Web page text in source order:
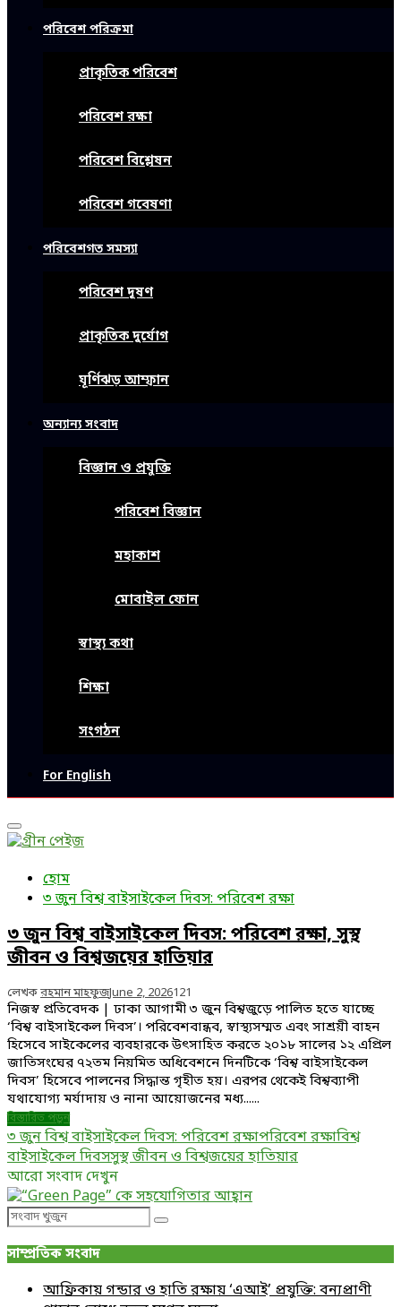
পরিবেশ পরিক্রমা
প্রাকৃতিক পরিবেশ
পরিবেশ রক্ষা
পরিবেশ বিশ্লেষন
পরিবেশ গবেষণা
পরিবেশগত সমস্যা
পরিবেশ দূষণ
প্রাকৃতিক দুর্যোগ
ঘূর্ণিঝড় আম্ফান
অন্যান্য সংবাদ
বিজ্ঞান ও প্রযুক্তি
পরিবেশ বিজ্ঞান
মহাকাশ
মোবাইল ফোন
স্বাস্থ্য কথা
শিক্ষা
সংগঠন
For English
Primary
Menu
হোম
৩ জুন বিশ্ব বাইসাইকেল দিবস: পরিবেশ রক্ষা
৩ জুন বিশ্ব বাইসাইকেল দিবস: পরিবেশ রক্ষা, সুস্থ
জীবন ও বিশ্বজয়ের হাতিয়ার
লেখকরহমান মাহফুজJune 2, 2026121
নিজস্ব প্রতিবেদক | ঢাকা আগামী ৩ জুন বিশ্বজুড়ে পালিত হতে যাচ্ছে
‘বিশ্ব বাইসাইকেল দিবস’। পরিবেশবান্ধব, স্বাস্থ্যসম্মত এবং সাশ্রয়ী বাহন
হিসেবে সাইকেলের ব্যবহারকে উৎসাহিত করতে ২০১৮ সালের ১২ এপ্রিল
জাতিসংঘের ৭২তম নিয়মিত অধিবেশনে দিনটিকে ‘বিশ্ব বাইসাইকেল
দিবস’ হিসেবে পালনের সিদ্ধান্ত গৃহীত হয়। এরপর থেকেই বিশ্বব্যাপী
যথাযোগ্য মর্যাদায় ও নানা আয়োজনের মধ্য......
বিস্তারিত পড়ুন
৩ জুন বিশ্ব বাইসাইকেল দিবস: পরিবেশ রক্ষাপরিবেশ রক্ষাবিশ্ব
বাইসাইকেল দিবসসুস্থ জীবন ও বিশ্বজয়ের হাতিয়ার
আরো সংবাদ দেখুন
Search
Search
সাম্প্রতিক সংবাদ
আফ্রিকায় গন্ডার ও হাতি রক্ষায় ‘এআই’ প্রযুক্তি: বন্যপ্রাণী